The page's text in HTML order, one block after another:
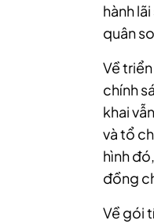
hành
quân
Về
chính
khai
và tổ
hình
đồng
Về gói